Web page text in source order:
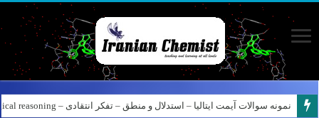
کانال آیمت ایتالیا در نرم افزار بله – کانال شیمی آیمت استاد نباتی